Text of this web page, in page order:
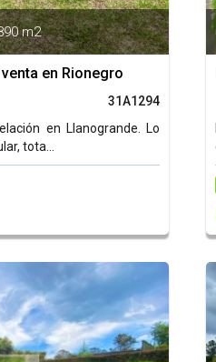
m2
en Rionegro
31A1294
en Llanogrande. Lo
tota...